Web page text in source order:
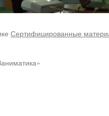
Сертифицированные